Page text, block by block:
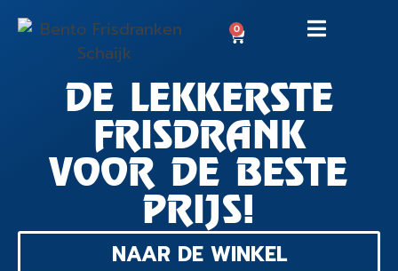
0
DE LEKKERSTE
FRISDRANK
VOOR DE BESTE
PRIJS!
NAAR DE WINKEL